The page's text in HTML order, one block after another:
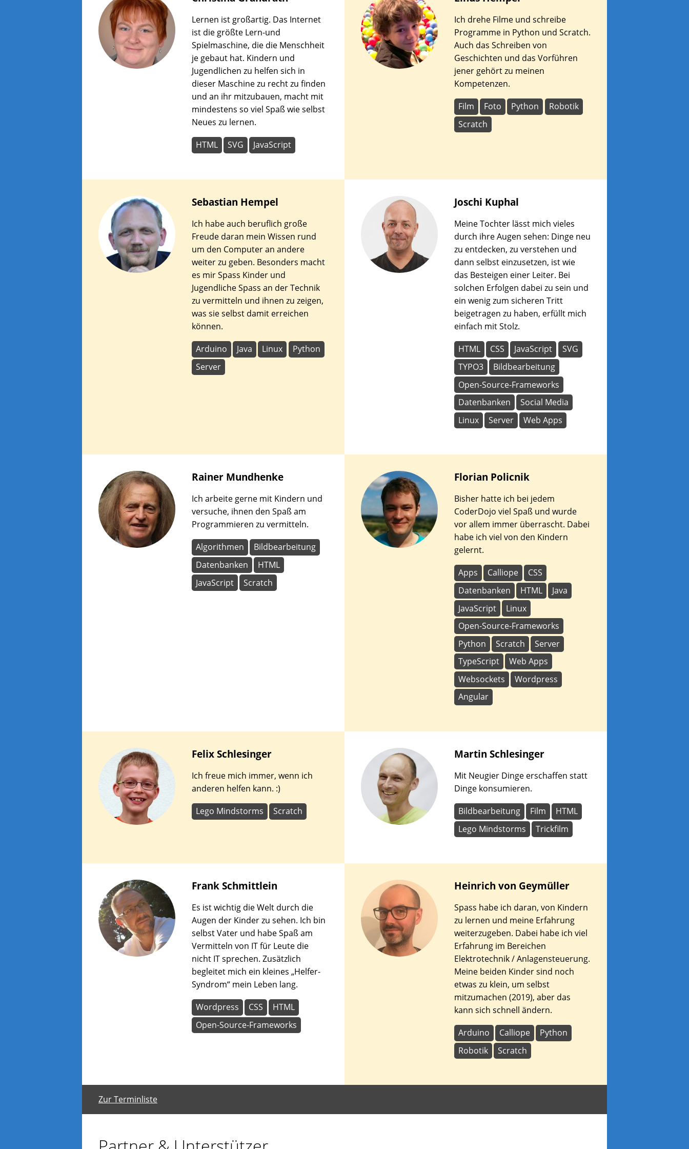
werden
zu
lassen.
Lernen ist großartig. Das Internet
ist die größte Lern-und
Spielmaschine, die die Menschheit
je gebaut hat. Kindern und
Jugendlichen zu helfen sich in
dieser Maschine zu recht zu finden
und an ihr mitzubauen, macht mit
mindestens so viel Spaß wie selbst
Neues zu lernen.
HTML SVG JavaScript
Ich drehe Filme und schreibe
Programme in Python und Scratch.
Auch das Schreiben von
Geschichten und das Vorführen
jener gehört zu meinen
Kompetenzen.
Film Foto Python
Robotik
Scratch
Sebastian Hempel
Ich habe auch beruflich große
Freude daran mein Wissen rund
um den Computer an andere
weiter zu geben. Besonders macht
es mir Spass Kinder und
Jugendliche Spass an der Technik
zu vermitteln und ihnen zu zeigen,
was sie selbst damit erreichen
können.
Arduino Java Linux
Python
Server
Joschi Kuphal
Meine Tochter lässt mich vieles
durch ihre Augen sehen: Dinge neu
zu entdecken, zu verstehen und
dann selbst einzusetzen, ist wie
das Besteigen einer Leiter. Bei
solchen Erfolgen dabei zu sein und
ein wenig zum sicheren Tritt
beigetragen zu haben, erfüllt mich
einfach mit Stolz.
HTML CSS JavaScript
SVG
TYPO3
Bildbearbeitung
Open-Source-Frameworks
Datenbanken
Social Media
Linux
Server Web Apps
Rainer Mundhenke
Ich arbeite gerne mit Kindern und
versuche, ihnen den Spaß am
Programmieren zu vermitteln.
Algorithmen
Bildbearbeitung
Datenbanken
HTML
JavaScript
Scratch
Florian Policnik
Bisher hatte ich bei jedem
CoderDojo viel Spaß und wurde
vor allem immer überrascht. Dabei
habe ich viel von den Kindern
gelernt.
Apps Calliope
CSS
Datenbanken
HTML
Java
JavaScript
Linux
Open-Source-Frameworks
Python
Scratch
Server
TypeScript
Web Apps
Websockets
Wordpress
Angular
FelixSchlesinger
Ich freue mich immer, wenn ich
anderen helfen kann. :)
Lego Mindstorms Scratch
Martin Schlesinger
Mit Neugier Dinge erschaffen statt
Dinge konsumieren.
Bildbearbeitung Film
HTML
Lego Mindstorms
Trickfilm
FrankSchmittlein
Es ist wichtig die Welt durch die
Augen der Kinder zu sehen. Ich bin
selbst Vater und habe Spaß am
Vermitteln von IT für Leute die
nicht IT sprechen. Zusätzlich
begleitet mich ein kleines „Helfer-
Syndrom“ mein Leben lang.
Wordpress CSS
HTML
Open-Source-Frameworks
Heinrich von Geymüller
Spass habe ich daran, von Kindern
zu lernen und meine Erfahrung
weiterzugeben. Dabei habe ich viel
Erfahrung im Bereichen
Elektrotechnik / Anlagensteuerung.
Meine beiden Kinder sind noch
etwas zu klein, um selbst
mitzumachen (2019), aber das
kann sich schnell ändern.
Arduino Calliope
Python
Robotik
Scratch
Zur Terminliste